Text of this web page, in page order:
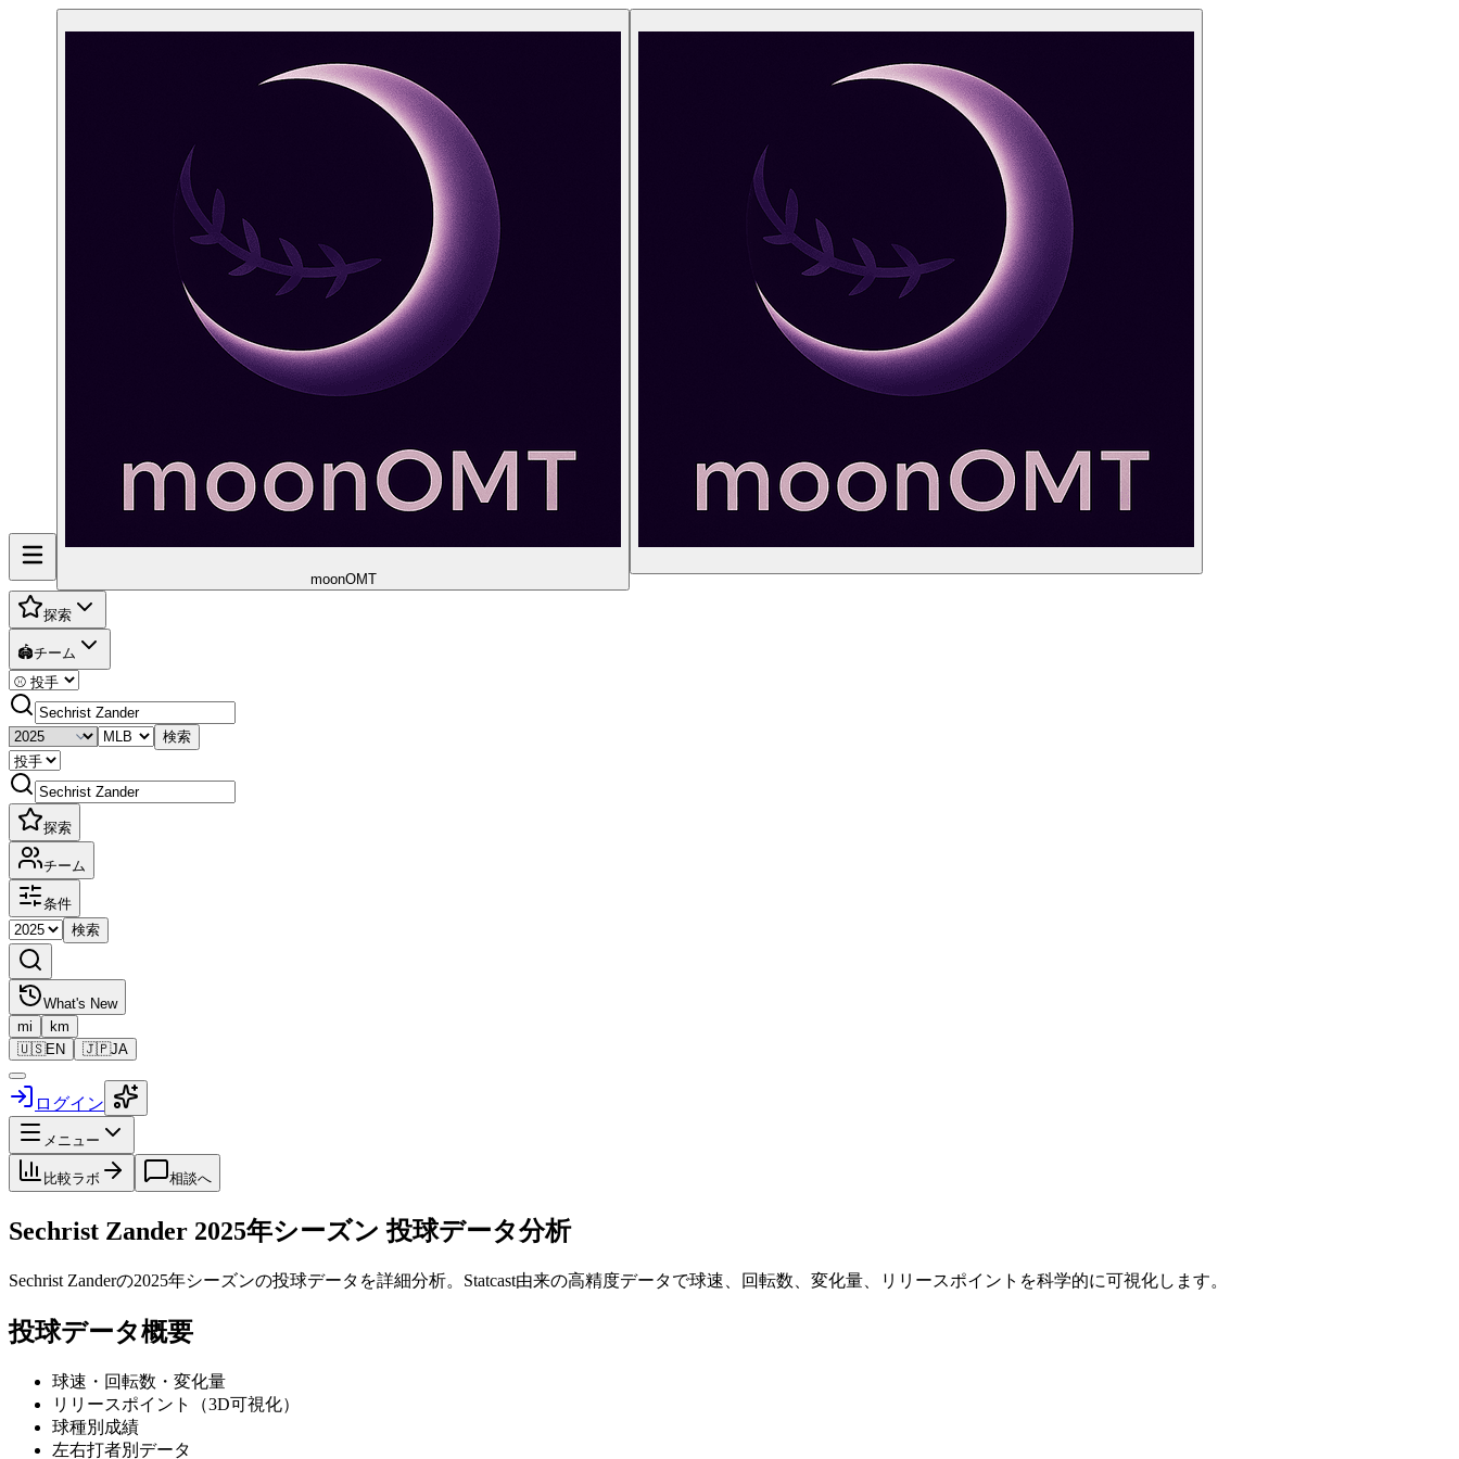
moonOMT
探索
🏟️チーム
検索
探索
チーム
条件
検索
What's New
mi
km
🇺🇸EN 🇯🇵JA
ログイン
メニュー
比較ラボ 相談へ
Sechrist Zander 2025年シーズン 投球データ分析
Sechrist Zanderの2025年シーズンの投球データを詳細分析。Statcast由来の高精度データで球速、回転数、変化量、リリースポイントを科学的に可視化します。
投球データ概要
球速・回転数・変化量
リリースポイント（3D可視化）
球種別成績
左右打者別データ